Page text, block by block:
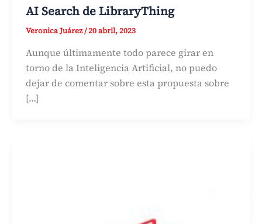
AI Search de LibraryThing
Veronica Juárez/20 abril, 2023
Aunque últimamente todo parece girar en
torno de la Inteligencia Artificial, no puedo
dejar de comentar sobre esta propuesta sobre
[…]